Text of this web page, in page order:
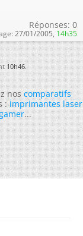
Réponses: 0
27/01/2005, 14h35
10h46.
noscomparatifs
:imprimantes laser
...